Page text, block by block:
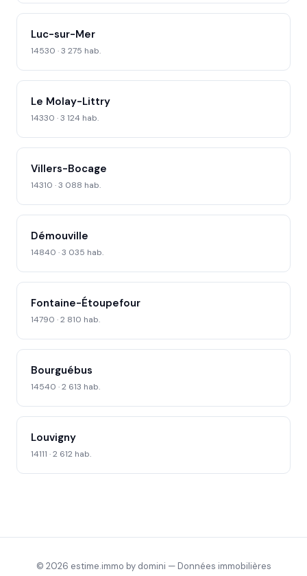
Luc-sur-Mer
14530 · 3 275 hab.
Le Molay-Littry
14330 · 3 124 hab.
Villers-Bocage
14310 · 3 088 hab.
Démouville
14840 · 3 035 hab.
Fontaine-Étoupefour
14790 · 2 810 hab.
Bourguébus
14540 · 2 613 hab.
Louvigny
14111 · 2 612 hab.
© 2026 estime.immo by domini — Données immobilières